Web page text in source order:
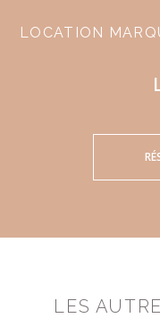
LOCATION
LES